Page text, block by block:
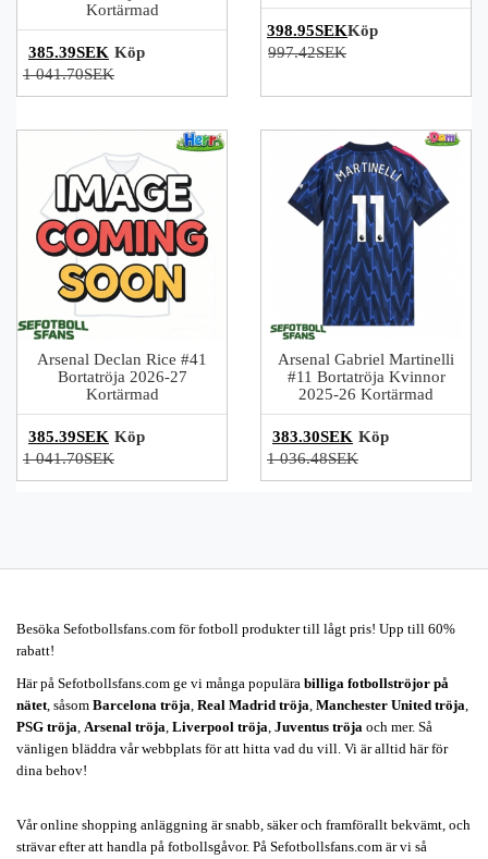
Kortärmad
385.39SEK
1 041.70SEK
Köp
398.95SEK
997.42SEK
Köp
Arsenal Declan Rice #41
Bortatröja 2026-27
Kortärmad
385.39SEK
1 041.70SEK
Köp
Arsenal Gabriel Martinelli
#11 Bortatröja Kvinnor
2025-26 Kortärmad
383.30SEK
1 036.48SEK
Köp
Besöka Sefotbollsfans.com för fotboll produkter till lågt pris! Upp till 60%
rabatt!
Här på Sefotbollsfans.com ge vi många populära billiga fotbollströjor på
nätet, såsom Barcelona tröja, Real Madrid tröja, Manchester United tröja,
PSG tröja, Arsenal tröja, Liverpool tröja, Juventus tröja och mer. Så
vänligen bläddra vår webbplats för att hitta vad du vill. Vi är alltid här för
dina behov!
Vår online shopping anläggning är snabb, säker och framförallt bekvämt, och
strävar efter att handla på fotbollsgåvor. På Sefotbollsfans.com är vi så